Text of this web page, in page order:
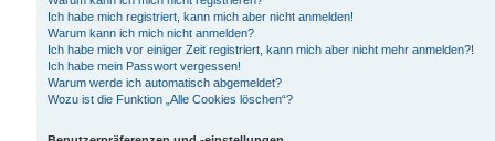
Ich habe mich registriert, kann mich aber nicht anmelden!
Warum kann ich mich nicht anmelden?
Ich habe mich vor einiger Zeit registriert, kann mich aber nicht mehr anmelden?!
Ich habe mein Passwort vergessen!
Warum werde ich automatisch abgemeldet?
Wozu ist die Funktion „Alle Cookies löschen“?